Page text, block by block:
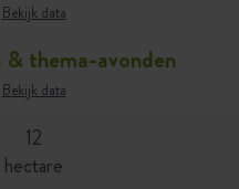
Bekijk data
thema-avonden
Bekijk data
12
hectare